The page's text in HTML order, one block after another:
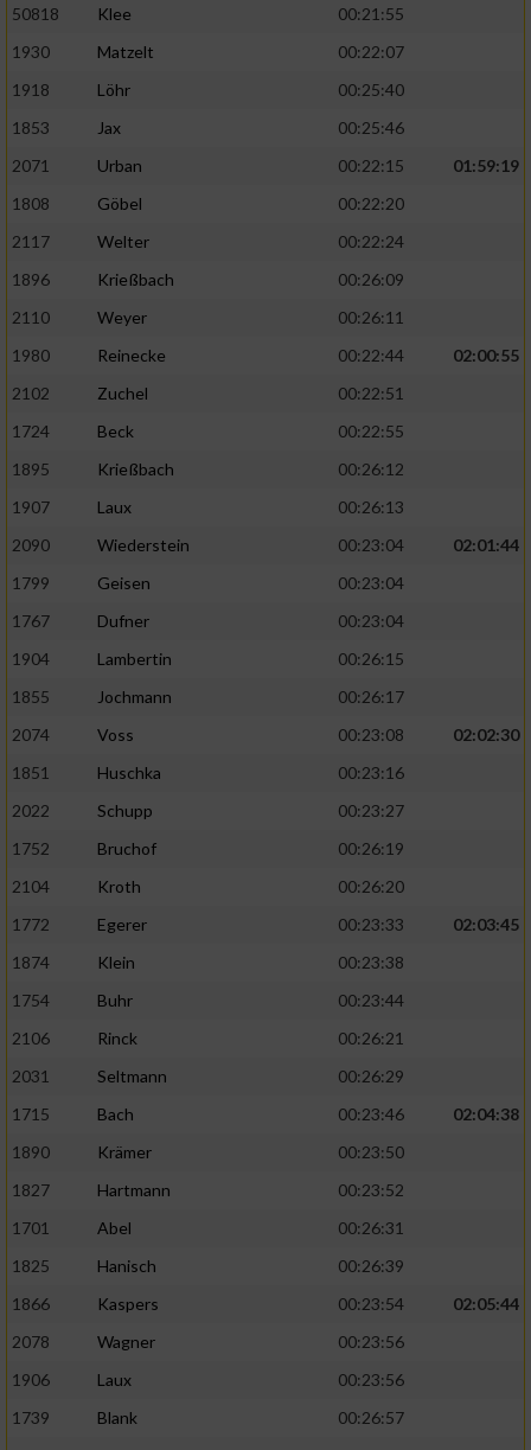
50818
Klee
00:21:55
1930
Matzelt
00:22:07
1918
Löhr
00:25:40
1853
Jax
00:25:46
2071
Urban 00:22:15
01:59:19
1808
Göbel
00:22:20
2117
Welter
00:22:24
1896
Krießbach
00:26:09
2110
Weyer
00:26:11
1980
Reinecke 00:22:44
02:00:55
2102
Zuchel
00:22:51
1724
Beck
00:22:55
1895
Krießbach
00:26:12
1907
Laux
00:26:13
2090
Wiederstein 00:23:04
02:01:44
1799
Geisen
00:23:04
1767
Dufner
00:23:04
1904
Lambertin
00:26:15
1855
Jochmann
00:26:17
2074
Voss 00:23:08
02:02:30
1851
Huschka
00:23:16
2022
Schupp
00:23:27
1752
Bruchof
00:26:19
2104
Kroth
00:26:20
1772
Egerer 00:23:33
02:03:45
1874
Klein
00:23:38
1754
Buhr
00:23:44
2106
Rinck
00:26:21
2031
Seltmann
00:26:29
1715
Bach 00:23:46
02:04:38
1890
Krämer
00:23:50
1827
Hartmann
00:23:52
1701
Abel
00:26:31
1825
Hanisch
00:26:39
1866
Kaspers 00:23:54
02:05:44
2078
Wagner
00:23:56
1906
Laux
00:23:56
1739
Blank
00:26:57